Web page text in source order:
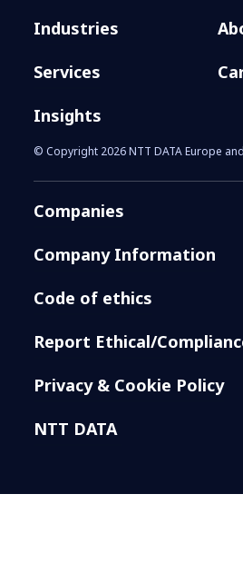
Industries
Services
Insights
© Copyright 2026 NTT DATA Europe
Companies
Company Information
Code of ethics
Report Ethical/
Privacy & Cookie Policy
NTT DATA